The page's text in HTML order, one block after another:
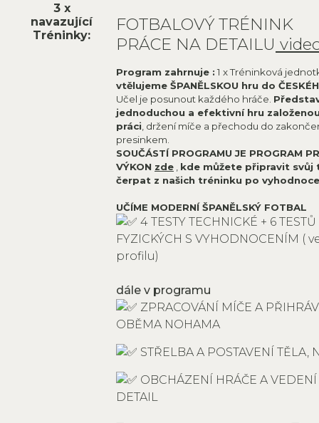
3 x
navazující
Tréninky:
FOTBALOVÝ TRÉNINK
PRÁCE NA DETAILU
Program zahrnuje :1 x Tréninková
vtělujeme ŠPANĚLSKOU hru do
Učel je posunout každého hráče.
jednoduchou a efektivní hru
práci , držení míče a přechodu do
presinkem.
SOUČÁSTÍ PROGRAMU JE PROGRAM
VÝKON zde
kde můžete připravit svůj
čerpat z našich tréninku po
UČÍME MODERNÍ ŠPANĚLSKÝ FOTBAL
4 TESTY TECHNICKÉ + 6 TESTŮ
FYZICKÝCH S VYHODNOCENÍM (
profilu)
dále v programu
ZPRACOVÁNÍ MÍČE A
OBĚMA NOHAMA
STŘELBA A POSTAVENÍ TĚLA,
OBCHÁZENÍ HRÁČE A
DETAIL